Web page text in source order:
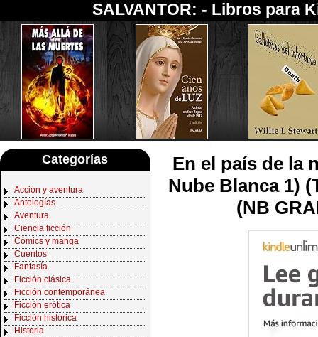
SALVANTOR: - Libros para
Categorías
Acción y aventura
Antologías
Aventura
Ciencia ficción
Cómics y manga
Cuentos
Fantasía
Ficción clásica
Ficción contemporánea
Ficción erótica
Ficción histórica
Historia
En el país de la
Nube Blanca 1)
(NB